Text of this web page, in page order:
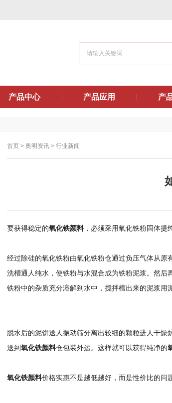
产品中心 产品应用 产
首页 > 奥明资讯 > 行业新闻
要获得稳定的氧化铁颜料，必须采用氧化铁粉固体提
经过除硅的氧化铁粉由氧化铁粉仓通过负压气体从
洗槽通人纯水，使铁粉与水混合成为铁粉泥浆。然
铁粉中的杂质充分溶解到水中，搅拌槽出来的泥浆用
脱水后的泥饼送人振动筛分离出较细的颗粒进人干
送到氧化铁颜料仓包装外运。这样就可以获得纯净的
氧化铁颜料价格实惠不是越低越好，而是性价比的问